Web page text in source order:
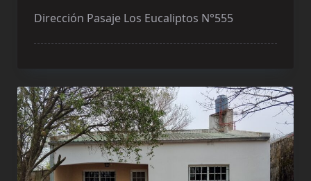
Dirección Pasaje Los Eucaliptos N°555